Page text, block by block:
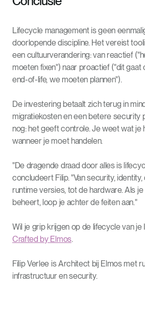
Lifecycle management is geen
doorlopende discipline. Het vereist
een cultuurverandering: van reactief
moeten fixen") naar proactief ("dit gaat
end-of-life, we moeten plannen").
De investering betaalt zich terug in
migratiekosten en een betere security
nog: het geeft controle. Je weet wat je
wanneer je moet handelen.
"De dragende draad door alles is
concludeert Filip. "Van security,
runtime versies, tot de hardware. Als
beheert, loop je achter de feiten aan."
Wil je grip krijgen op de lifecycle van je
Crafted by Elmos.
Filip Verlee is Architect bij Elmos met
infrastructuur en security.